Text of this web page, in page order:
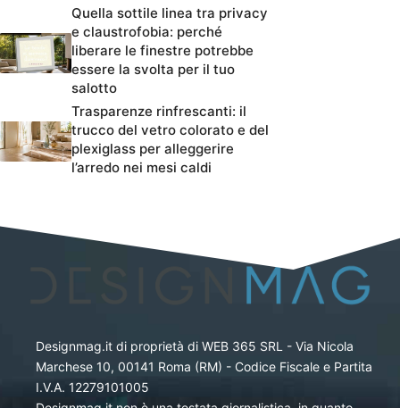
Quella sottile linea tra privacy
e claustrofobia: perché
liberare le finestre potrebbe
essere la svolta per il tuo
salotto
Trasparenze rinfrescanti: il
trucco del vetro colorato e del
plexiglass per alleggerire
l’arredo nei mesi caldi
Designmag.it di proprietà di WEB 365 SRL - Via Nicola
Marchese 10, 00141 Roma (RM) - Codice Fiscale e Partita
I.V.A. 12279101005